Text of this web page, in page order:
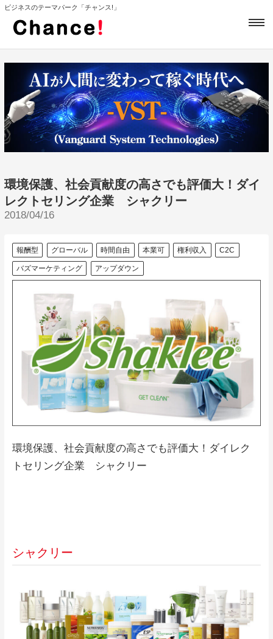
ビジネスのテーマパーク「チャンス!」
環境保護、社会貢献度の高さでも評価大！ダイ
レクトセリング企業 シャクリー
2018/04/16
報酬型 グローバル 時間自由 本業可 権利収入 C2C
バズマーケティング アップダウン
環境保護、社会貢献度の高さでも評価大！ダイレク
トセリング企業 シャクリー
シャクリー